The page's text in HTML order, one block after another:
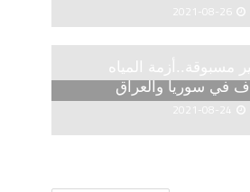
2021-08-26
مسبوقة..أزمة المياه
في سوريا والعراق
2021-08-24